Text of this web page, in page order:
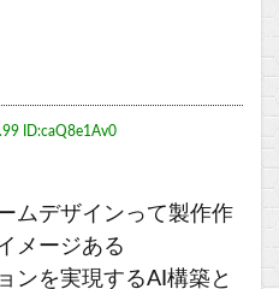
ID:caQ8e1Av0
ムデザインって製作作
メージある
ンを実現するAI構築と